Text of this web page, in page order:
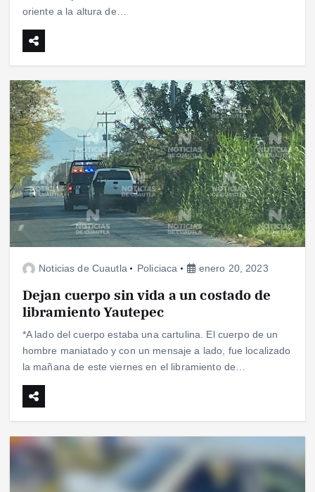
oriente a la altura de…
Noticias de Cuautla Policiaca enero 20, 2023
Dejan cuerpo sin vida a un costado de
libramiento Yautepec
*A lado del cuerpo estaba una cartulina. El cuerpo de un
hombre maniatado y con un mensaje a lado, fue localizado
la mañana de este viernes en el libramiento de…